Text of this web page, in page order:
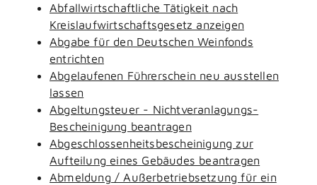
Abfallwirtschaftliche Tätigkeit nach
Kreislaufwirtschaftsgesetz anzeigen
Abgabe für den Deutschen Weinfonds
entrichten
Abgelaufenen Führerschein neu ausstellen
lassen
Abgeltungsteuer - Nichtveranlagungs-
Bescheinigung beantragen
Abgeschlossenheitsbescheinigung zur
Aufteilung eines Gebäudes beantragen
Abmeldung / Außerbetriebsetzung für ein